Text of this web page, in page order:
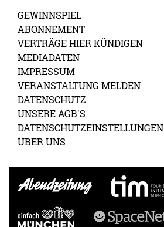
GEWINNSPIEL
ABONNEMENT
VERTRÄGE HIER KÜNDIGEN
MEDIADATEN
IMPRESSUM
VERANSTALTUNG MELDEN
DATENSCHUTZ
UNSERE AGB'S
DATENSCHUTZEINSTELLUNGEN
ÜBER UNS